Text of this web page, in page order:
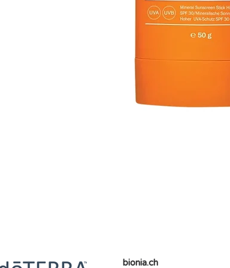
bionia.ch